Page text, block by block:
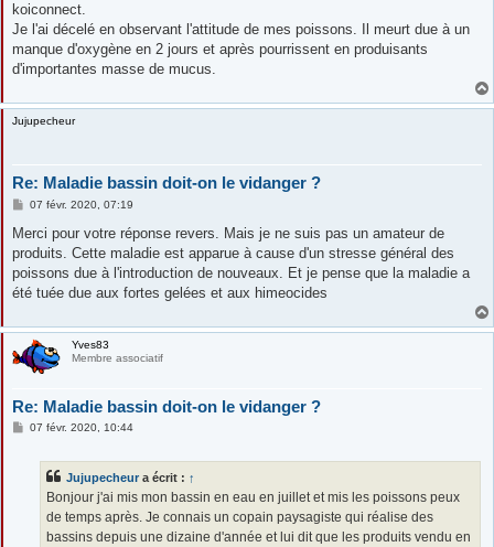
koiconnect.
Je l'ai décelé en observant l'attitude de mes poissons. Il meurt due à un
manque d'oxygène en 2 jours et après pourrissent en produisants
d'importantes masse de mucus.
Jujupecheur
Re: Maladie bassin doit-on le vidanger ?
M
s
a
g
07 févr. 2020, 07:19
Merci pour votre réponse revers. Mais je ne suis pas un amateur de
produits. Cette maladie est apparue à cause d'un stresse général des
poissons due à l'introduction de nouveaux. Et je pense que la maladie a
été tuée due aux fortes gelées et aux himeocides
Yves83
Membre associatif
Re: Maladie bassin doit-on le vidanger ?
M07 févr. 2020, 10:44
Jujupecheur a écrit : ↑
Bonjour j'ai mis mon bassin en eau en juillet et mis les poissons peux
de temps après. Je connais un copain paysagiste qui réalise des
bassins depuis une dizaine d'année et lui dit que les produits vendu en